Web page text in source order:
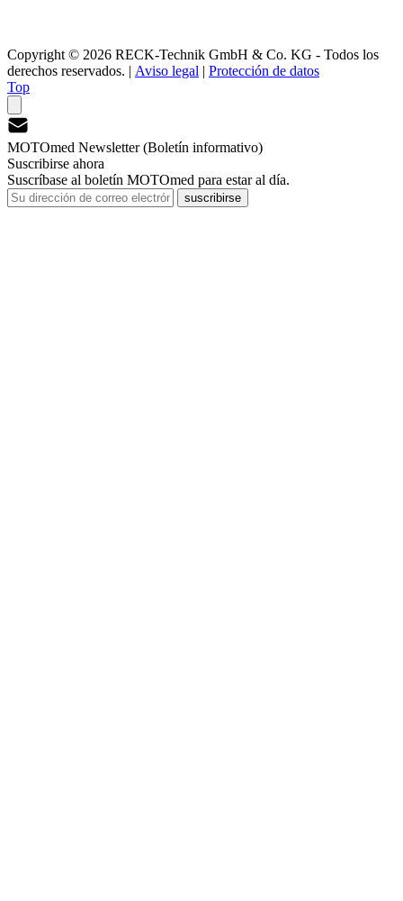
Copyright © 2026 RECK-Technik GmbH & Co. KG - Todos los
derechos reservados. | Aviso legal | Protección de datos
Top
MOTOmed Newsletter (Boletín informativo)
Suscribirse ahora
Suscríbase al boletín MOTOmed para estar al día.
suscribirse